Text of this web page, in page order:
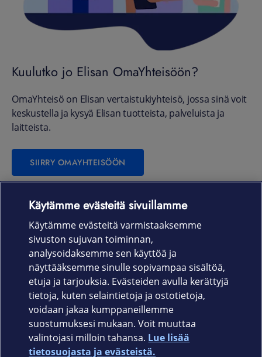
Kuulutko jo Elisan OmaYhteisöön?
OmaYhteisö on Elisan vertaistukiyhteisö, jossa sinä voit
keskustella ja kysyä Elisan tuotteista, palveluista ja
laitteista.
SIIRRY OMAYHTEISÖÖN
Laitteet & liittymät
Palvelut
Ajankohtaista
Elisa Oyj
Käytämme evästeitä sivuillamme
Käytämme evästeitä varmistaaksemme
sivuston sujuvan toiminnan,
analysoidaksemme sen käyttöä ja
näyttääksemme sinulle sopivampaa sisältöä,
etuja ja tarjouksia. Evästeiden avulla kerättyjä
tietoja, kuten selaintietoja ja ostotietoja,
voidaan jakaa kumppaneillemme
suostumuksesi mukaan. Voit muuttaa
valintojasi milloin tahansa. Lue lisää
tietosuojasta ja evästeistä.